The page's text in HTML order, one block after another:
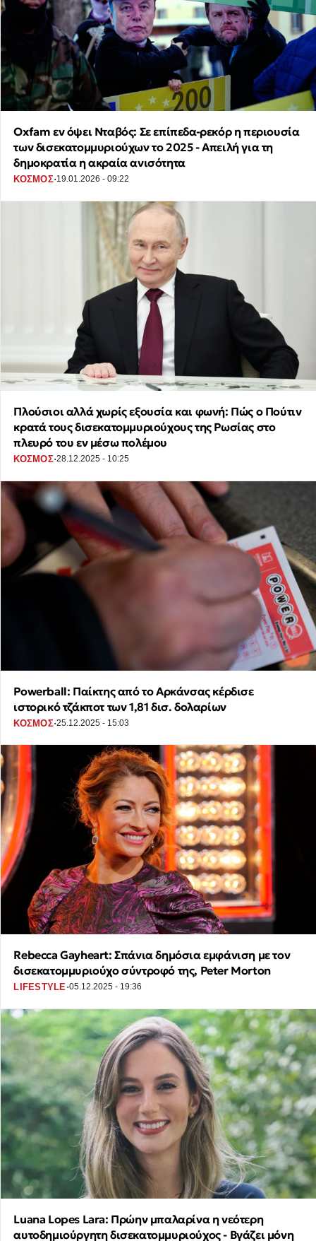
Oxfam εν όψει Νταβός: Σε επίπεδα-ρεκόρ η περιουσία
των δισεκατομμυριούχων το 2025 - Απειλή για τη
δημοκρατία η ακραία ανισότητα
ΚΟΣΜΟΣ·19.01.2026 - 09:22
Πλούσιοι αλλά χωρίς εξουσία και φωνή: Πώς ο Πούτιν
κρατά τους δισεκατομμυριούχους της Ρωσίας στο
πλευρό του εν μέσω πολέμου
ΚΟΣΜΟΣ·28.12.2025 - 10:25
Powerball: Παίκτης από το Αρκάνσας κέρδισε
ιστορικό τζάκποτ των 1,81 δισ. δολαρίων
ΚΟΣΜΟΣ·25.12.2025 - 15:03
Rebecca Gayheart: Σπάνια δημόσια εμφάνιση με τον
δισεκατομμυριούχο σύντροφό της, Peter Morton
LIFESTYLE ·05.12.2025 - 19:36
Luana Lopes Lara: Πρώην μπαλαρίνα η νεότερη
αυτοδημιούργητη δισεκατομμυριούχος - Βγάζει μόνη